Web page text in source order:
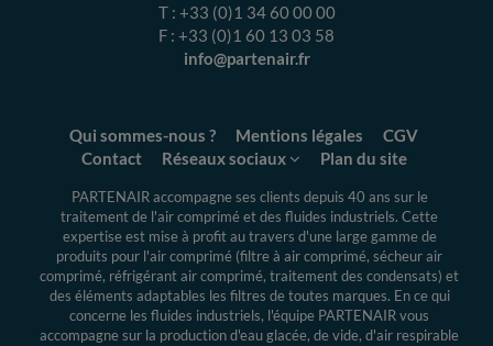
T : +33 (0)1 34 60 00 00
F : +33 (0)1 60 13 03 58
info@partenair.fr
Qui sommes-nous ? Mentions légales
CGV
Contact
Réseaux sociaux Plan du site
PARTENAIR accompagne ses clients depuis 40 ans sur le
traitement de l'air comprimé et des fluides industriels. Cette
expertiseest mise à profit au travers d'une large gamme de
produits pour l'air comprimé (filtre à air comprimé, sécheur air
comprimé, réfrigérant air comprimé, traitement des condensats) et
des éléments adaptables les filtres de toutes marques. En ce qui
concerne les fluides industriels, l'équipe PARTENAIR vous
accompagne sur la production d'eau glacée, de vide, d'air respirable